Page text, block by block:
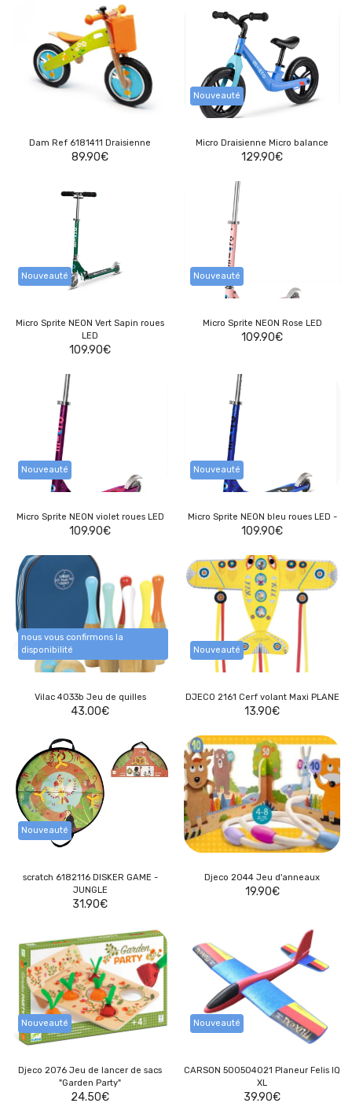
Dam Ref 6181411 Draisienne
89.90€
Nouveauté
Micro Draisienne Micro balance
129.90€
Nouveauté
Micro Sprite NEON Vert Sapin roues
LED
109.90€
Nouveauté
Micro Sprite NEON Rose LED
109.90€
Nouveauté
Micro Sprite NEON violet roues LED
109.90€
Nouveauté
Micro Sprite NEON bleu roues LED -
109.90€
nous vous confirmons la
disponibilité
Vilac 4033b Jeu de quilles
43.00€
Nouveauté
DJECO 2161 Cerf volant Maxi PLANE
13.90€
Nouveauté
scratch 6182116 DISKER GAME -
JUNGLE
31.90€
Djeco 2044 Jeu d'anneaux
19.90€
Nouveauté
Djeco 2076 Jeu de lancer de sacs
"Garden Party"
24.50€
Nouveauté
CARSON 500504021 Planeur Felis IQ
XL
39.90€